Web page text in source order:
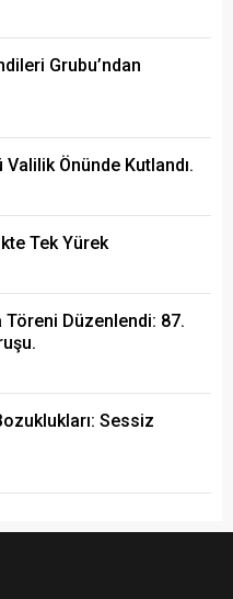
Grubu’ndan
Önünde Kutlandı.
Tek Yürek
Töreni Düzenlendi: 87.
Sessiz